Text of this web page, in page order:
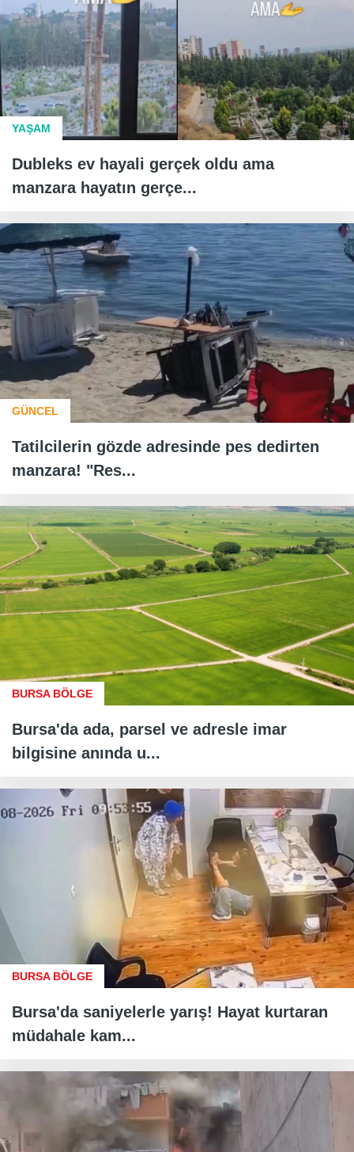
YAŞAM
Dubleks ev hayali gerçek oldu ama
manzara hayatın gerçe...
GÜNCEL
Tatilcilerin gözde adresinde pes dedirten
manzara! "Res...
BURSA BÖLGE
Bursa'da ada, parsel ve adresle imar
bilgisine anında u...
BURSA BÖLGE
Bursa'da saniyelerle yarış! Hayat kurtaran
müdahale kam...